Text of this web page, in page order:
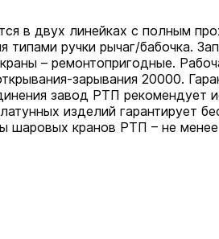
в двух линейках с полным
ручки рычаг/бабочка.
– ремонтопригодные.
зарывания 20000.
завод РТП рекомендует
изделий гарантирует
шаровых кранов РТП – не